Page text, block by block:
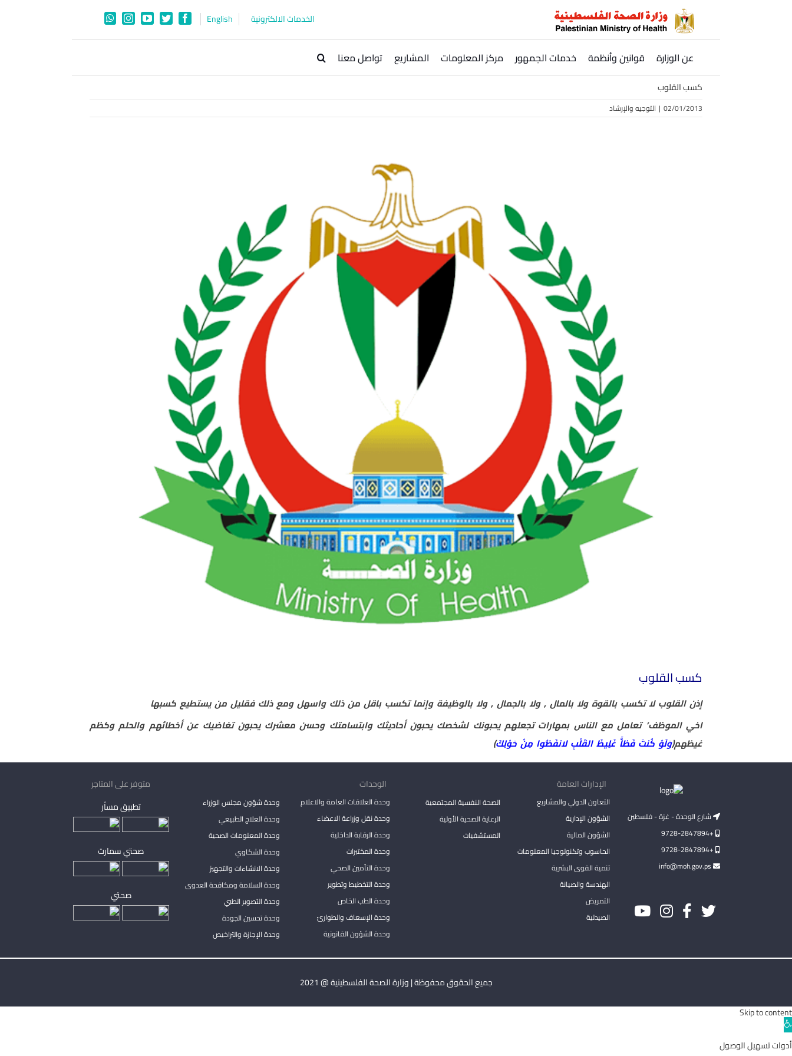
الخدمات الالكترونية English
Facebook
Twitter
YouTube
Instagram
WhatsApp
عن الوزارة قوانين وأنظمة خدمات الجمهور مركز المعلومات المشاريع تواصل معنا
كسب القلوب
02/01/2013
| التوجيه والإرشاد
كسب القلوب
إذن القلوب لا تكسب بالقوة ولا بالمال , ولا بالجمال , ولا بالوظيفة وإنما تكسب باقل من ذلك واسهل ومع ذلك فقليل من يستطيع كسبها
اخي الموظف’ تعامل مع الناس بمهارات تجعلهم يحبونك لشخصك يحبون أحاديثك وابتسامتك وحسن معشرك يحبون تغاضيك عن أخطائهم والحلم وكظم
غيظهم(وَلَوْ كُنتَ فَظاًّ غَلِيظَ القَلْبِ لانفَضُّوا مِنْ حَوْلِكَ)
شارع الوحدة - غزة - فلسطين
+9728-2847894
+9728-2847894
الإدارات العامة
التعاون الدولي والمشاريع
الشؤون الإدارية
الشؤون المالية
الحاسوب وتكنولوجيا المعلومات
تنمية القوى البشرية
الهندسة والصيانة
التمريض
الصيدلية
الصحة النفسية المجتمعية
الرعاية الصحية الأولية
المستشفيات
الوحدات
وحدة العلاقات العامة والاعلام
وحدة نقل وزراعة الاعضاء
وحدة الرقابة الداخلية
وحدة المختبرات
وحدة التأمين الصحي
وحدة التخطيط وتطوير
وحدة الطب الخاص
وحدة الإسعاف والطوارئ
وحدة الشؤون القانونية
وحدة شؤون مجلس الوزراء
وحدة العلاج الطبيعي
وحدة المعلومات الصحية
وحدة الشكاوي
وحدة الانشاءات والتجهيز
وحدة السلامة ومكافحة العدوى
وحدة التصوير الطبي
وحدة تحسين الجودة
وحدة الإجازة والتراخيص
متوفر على المتاجر
تطبيق مساْر
صحتي سمارت
صحتي
جميع الحقوق محفوظة | وزارة الصحة الفلسطينية @ 2021
Skip to content
Open
toolbar
أدوات تسهيل الوصول